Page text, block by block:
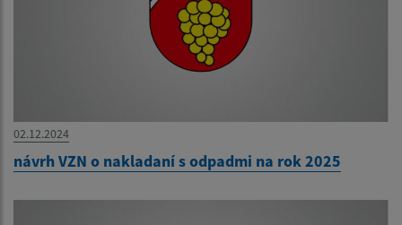
02.12.2024
návrh VZN o nakladaní s odpadmi na rok 2025